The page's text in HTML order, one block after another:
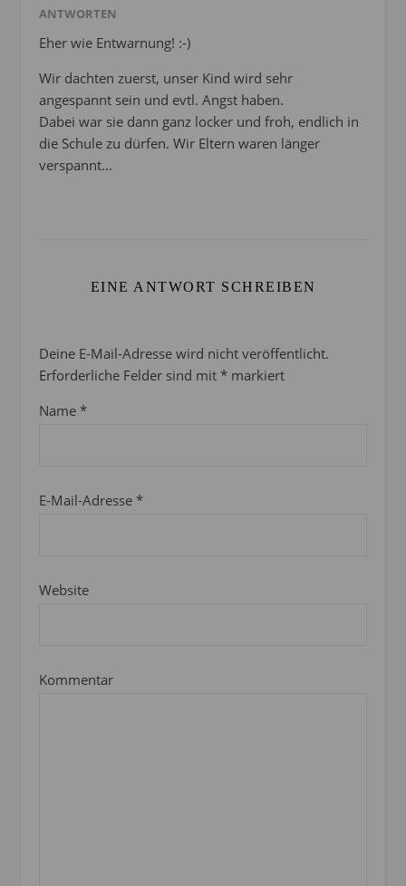
ANTWORTEN
Eher wie Entwarnung! :-)
Wir dachten zuerst, unser Kind wird sehr
angespannt sein und evtl. Angst haben.
Dabei war sie dann ganz locker und froh, endlich in
die Schule zu dürfen. Wir Eltern waren länger
verspannt…
EINE ANTWORT SCHREIBEN
Deine E-Mail-Adresse wird nicht veröffentlicht.
Erforderliche Felder sind mit * markiert
Name *
E-Mail-Adresse *
Website
Kommentar